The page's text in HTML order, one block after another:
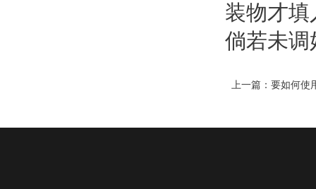
装物才
倘若未
上一篇： 要如何使